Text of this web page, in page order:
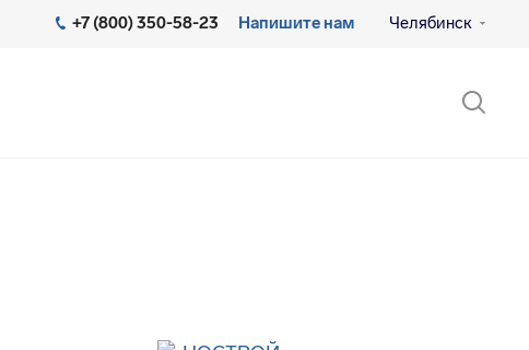
Челябинск
+7 (800) 350-58-23 Напишите нам